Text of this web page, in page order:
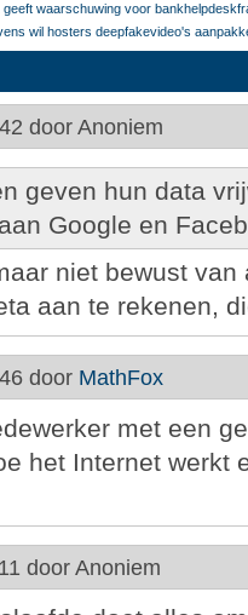
waarschuwing voor
wil hosters deepfakevideo's
door Anoniem
geven hun data
Google en
niet bewust
aan te rekenen,
door MathFox
met een
het Internet werkt
door Anoniem